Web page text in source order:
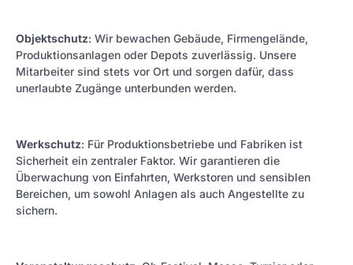
Objektschutz: Wir bewachen Gebäude, Firmengelände,
Produktionsanlagen oder Depots zuverlässig. Unsere
Mitarbeiter sind stets vor Ort und sorgen dafür, dass
unerlaubte Zugänge unterbunden werden.
Werkschutz: Für Produktionsbetriebe und Fabriken ist
Sicherheit ein zentraler Faktor. Wir garantieren die
Überwachung von Einfahrten, Werkstoren und sensiblen
Bereichen, um sowohl Anlagen als auch Angestellte zu
sichern.